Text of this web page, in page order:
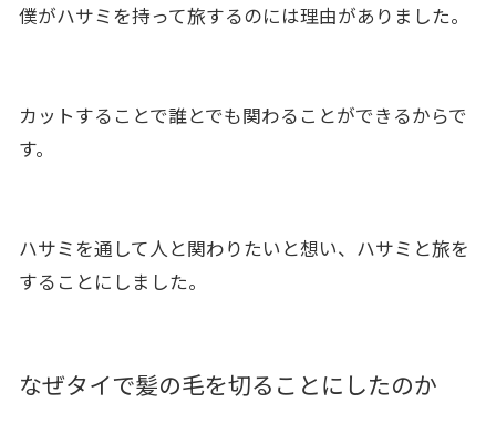
僕がハサミを持って旅するのには理由がありました。
カットすることで誰とでも関わることができるからで
す。
ハサミを通して人と関わりたいと想い、ハサミと旅を
することにしました。
なぜタイで髪の毛を切ることにしたのか